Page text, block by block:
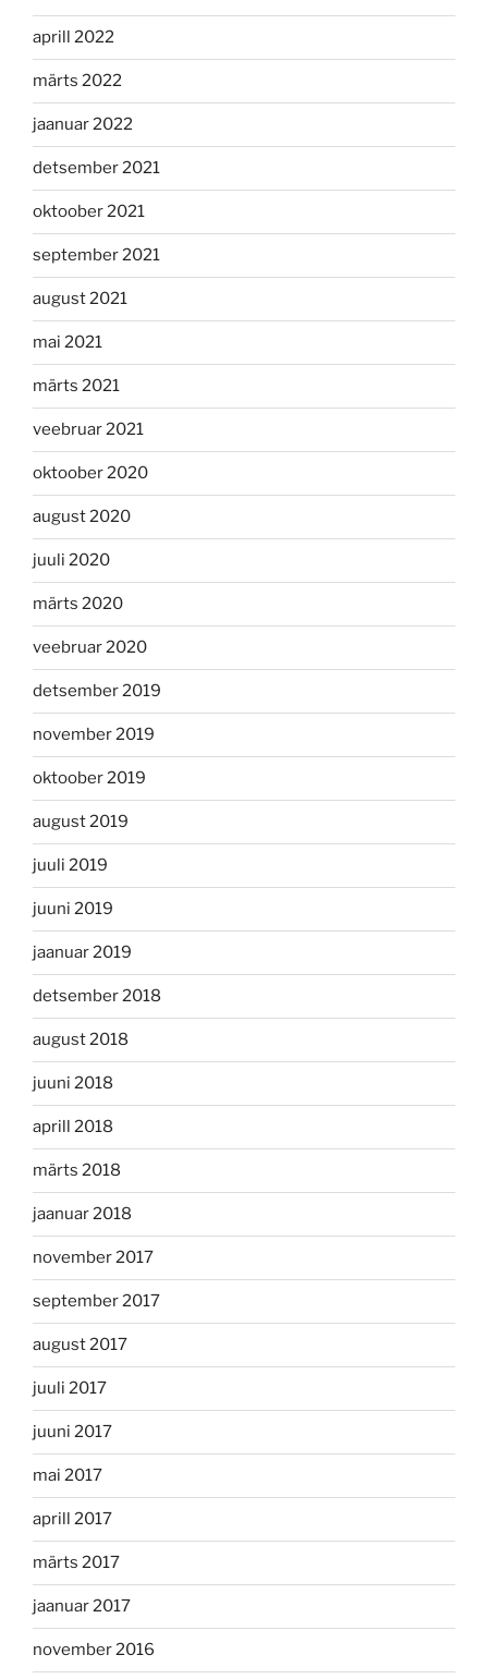
aprill 2022
märts 2022
jaanuar 2022
detsember 2021
oktoober 2021
september 2021
august 2021
mai 2021
märts 2021
veebruar 2021
oktoober 2020
august 2020
juuli 2020
märts 2020
veebruar 2020
detsember 2019
november 2019
oktoober 2019
august 2019
juuli 2019
juuni 2019
jaanuar 2019
detsember 2018
august 2018
juuni 2018
aprill 2018
märts 2018
jaanuar 2018
november 2017
september 2017
august 2017
juuli 2017
juuni 2017
mai 2017
aprill 2017
märts 2017
jaanuar 2017
november 2016